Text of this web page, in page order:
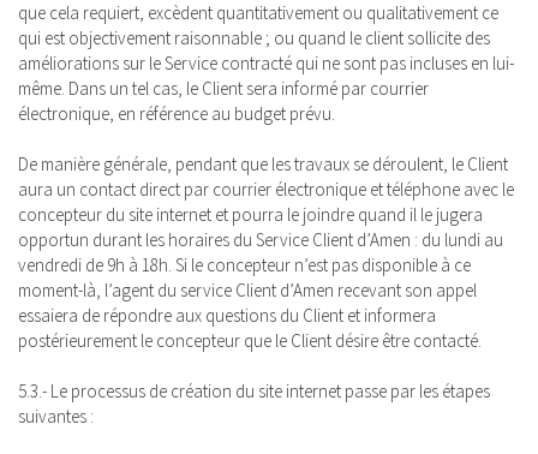
que cela requiert, excèdent quantitativement ou qualitativement ce
qui est objectivement raisonnable ; ou quand le client sollicite des
améliorations sur le Service contracté qui ne sont pas incluses en lui-
même. Dans un tel cas, le Client sera informé par courrier
électronique, en référence au budget prévu.
De manière générale, pendant que les travaux se déroulent, le Client
aura un contact direct par courrier électronique et téléphone avec le
concepteur du site internet et pourra le joindre quand il le jugera
opportun durant les horaires du Service Client d’Amen : du lundi au
vendredi de 9h à 18h. Si le concepteur n’est pas disponible à ce
moment-là, l’agent du service Client d’Amen recevant son appel
essaiera de répondre aux questions du Client et informera
postérieurement le concepteur que le Client désire être contacté.
5.3.- Le processus de création du site internet passe par les étapes
suivantes :